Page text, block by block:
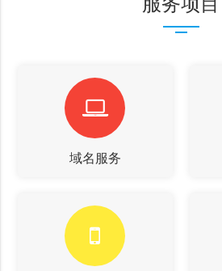
域名服务